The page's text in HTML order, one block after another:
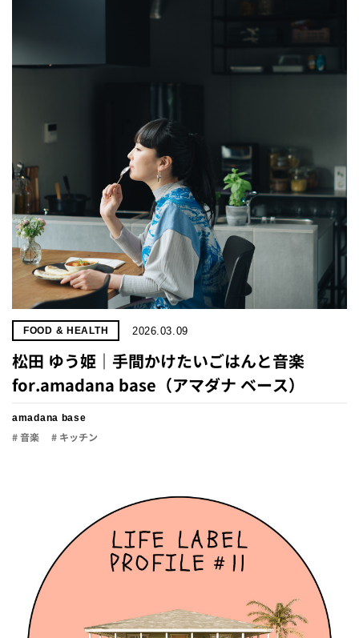
FOOD & HEALTH 2026.03.09
松田 ゆう姫｜手間かけたいごはんと音楽
for.amadana base（アマダナ ベース）
amadana base
# 音楽 # キッチン